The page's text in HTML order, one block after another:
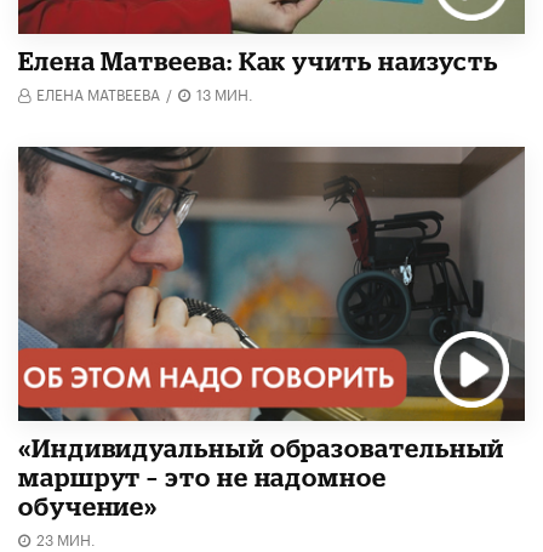
Елена Матвеева: Как учить наизусть
ЕЛЕНА МАТВЕЕВА / 13 МИН.
«Индивидуальный образовательный
маршрут – это не надомное
обучение»
23 МИН.